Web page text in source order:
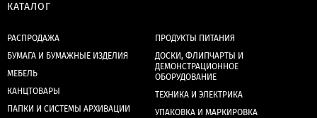
КАТАЛОГ
РАСПРОДАЖА
БУМАГА И БУМАЖНЫЕ ИЗДЕЛИЯ
МЕБЕЛЬ
КАНЦТОВАРЫ
ПАПКИ И СИСТЕМЫ АРХИВАЦИИ
ПРОДУКТЫ ПИТАНИЯ
ДОСКИ, ФЛИПЧАРТЫ И
ДЕМОНСТРАЦИОННОЕ
ОБОРУДОВАНИЕ
ТЕХНИКА И ЭЛЕКТРИКА
УПАКОВКА И МАРКИРОВКА